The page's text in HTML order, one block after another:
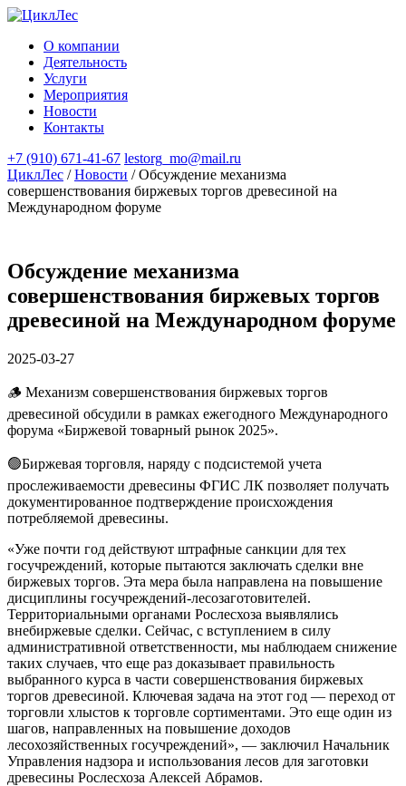
О компании
Деятельность
Услуги
Мероприятия
Новости
Контакты
+7 (910) 671-41-67 lestorg_mo@mail.ru
ЦиклЛес /Новости /Обсуждение механизма
совершенствования биржевых торгов древесиной на
Международном форуме
Обсуждение механизма
совершенствования биржевых торгов
древесиной на Международном форуме
2025-03-27
🪵 Механизм совершенствования биржевых торгов
древесиной обсудили в рамках ежегодного Международного
форума «Биржевой товарный рынок 2025».
🟢Биржевая торговля, наряду с подсистемой учета
прослеживаемости древесины ФГИС ЛК позволяет получать
документированное подтверждение происхождения
потребляемой древесины.
«Уже почти год действуют штрафные санкции для тех
госучреждений, которые пытаются заключать сделки вне
биржевых торгов. Эта мера была направлена на повышение
дисциплины госучреждений-лесозаготовителей.
Территориальными органами Рослесхоза выявлялись
внебиржевые сделки. Сейчас, с вступлением в силу
административной ответственности, мы наблюдаем снижение
таких случаев, что еще раз доказывает правильность
выбранного курса в части совершенствования биржевых
торгов древесиной. Ключевая задача на этот год — переход от
торговли хлыстов к торговле сортиментами. Это еще один из
шагов, направленных на повышение доходов
лесохозяйственных госучреждений», — заключил Начальник
Управления надзора и использования лесов для заготовки
древесины Рослесхоза Алексей Абрамов.